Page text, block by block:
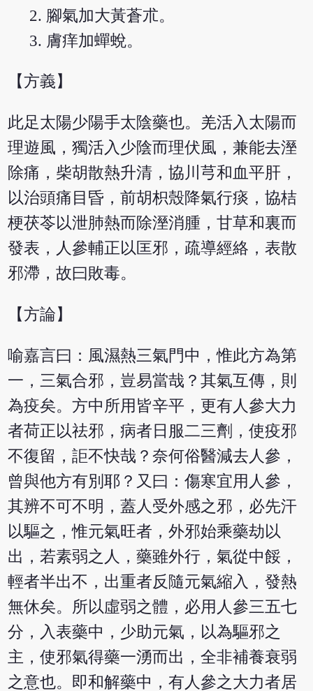
腳氣加大黃蒼朮。
膚痒加蟬蛻。
【方義】
此足太陽少陽手太陰藥也。羌活入太陽而
理遊風，獨活入少陰而理伏風，兼能去溼
除痛，柴胡散熱升清，協川芎和血平肝，
以治頭痛目昏，前胡枳殼降氣行痰，協桔
梗茯苓以泄肺熱而除溼消腫，甘草和裏而
發表，人參輔正以匡邪，疏導經絡，表散
邪滯，故曰敗毒。
【方論】
喻嘉言曰：風濕熱三氣門中，惟此方為第
一，三氣合邪，豈易當哉？其氣互傳，則
為疫矣。方中所用皆辛平，更有人參大力
者荷正以祛邪，病者日服二三劑，使疫邪
不復留，詎不快哉？奈何俗醫減去人參，
曾與他方有別耶？又曰：傷寒宜用人參，
其辨不可不明，蓋人受外感之邪，必先汗
以驅之，惟元氣旺者，外邪始乘藥劫以
出，若素弱之人，藥雖外行，氣從中餒，
輕者半出不，出重者反隨元氣縮入，發熱
無休矣。所以虛弱之體，必用人參三五七
分，入表藥中，少助元氣，以為驅邪之
主，使邪氣得藥一湧而出，全非補養衰弱
之意也。即和解藥中，有人參之大力者居